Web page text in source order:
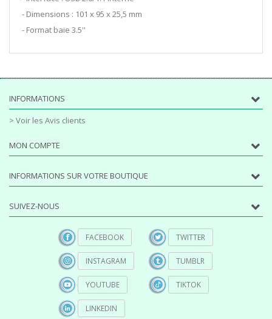
- Dimensions : 101 x 95 x 25,5 mm
- Format baie 3.5''
INFORMATIONS
> Voir les Avis clients
MON COMPTE
INFORMATIONS SUR VOTRE BOUTIQUE
SUIVEZ-NOUS
FACEBOOK
INSTAGRAM
YOUTUBE
LINKEDIN
TWITTER
TUMBLR
TIKTOK